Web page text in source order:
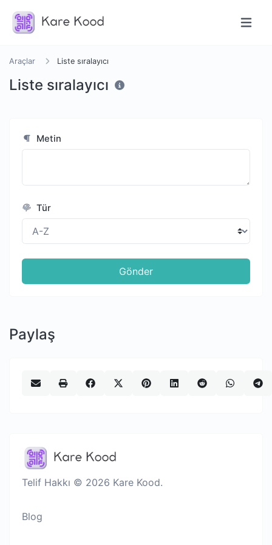
Araçlar Liste sıralayıcı
Liste sıralayıcı
Metin
Tür
Gönder
Paylaş
Telif Hakkı © 2026 Kare Kood.
Blog